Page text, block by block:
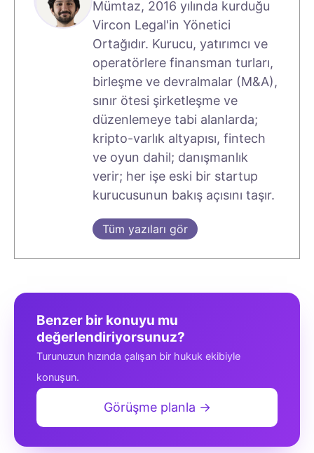
Mümtaz, 2016 yılında kurduğu
Vircon Legal'in Yönetici
Ortağıdır. Kurucu, yatırımcı ve
operatörlere finansman turları,
birleşme ve devralmalar (M&A),
sınır ötesi şirketleşme ve
düzenlemeye tabi alanlarda;
kripto-varlık altyapısı, fintech
ve oyun dahil; danışmanlık
verir; her işe eski bir startup
kurucusunun bakış açısını taşır.
Tüm yazıları gör
Benzer bir konuyu mu
değerlendiriyorsunuz?
Turunuzun hızında çalışan bir hukuk ekibiyle
konuşun.
Görüşme planla →